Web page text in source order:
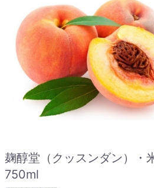
麹醇堂（クッスンダン）・
750ml